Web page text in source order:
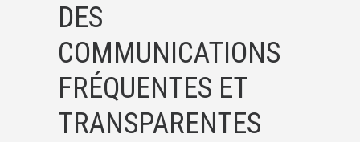
DES
COMMUNICATIONS
FRÉQUENTES ET
TRANSPARENTES